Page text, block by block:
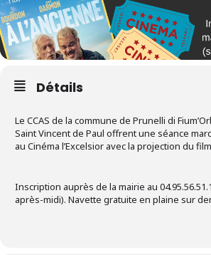
Détails
Le CCAS de la commune de Prunelli di
Saint Vincent de Paul offrent une séance
au Cinéma l’Excelsior avec la projection du film
Inscription auprès de la mairie au
après-midi). Navette gratuite en plaine sur